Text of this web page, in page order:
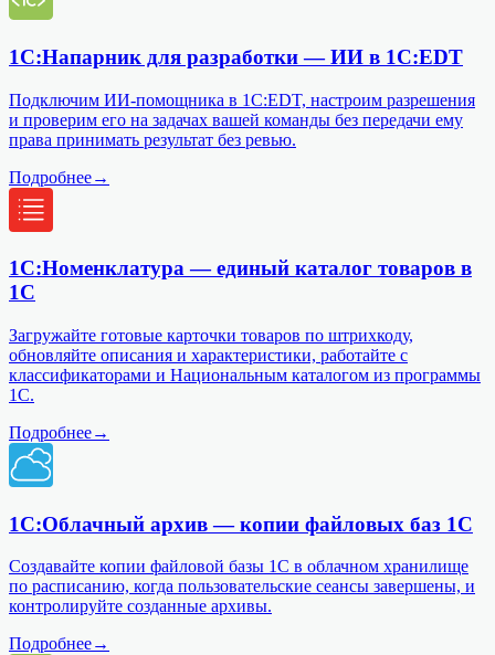
1С:Напарник для разработки — ИИ в 1С:EDT
Подключим ИИ-помощника в 1С:EDT, настроим разрешения
и проверим его на задачах вашей команды без передачи ему
права принимать результат без ревью.
Подробнее→
1С:Номенклатура — единый каталог товаров в
1С
Загружайте готовые карточки товаров по штрихкоду,
обновляйте описания и характеристики, работайте с
классификаторами и Национальным каталогом из программы
1С.
Подробнее→
1С:Облачный архив — копии файловых баз 1С
Создавайте копии файловой базы 1С в облачном хранилище
по расписанию, когда пользовательские сеансы завершены, и
контролируйте созданные архивы.
Подробнее→